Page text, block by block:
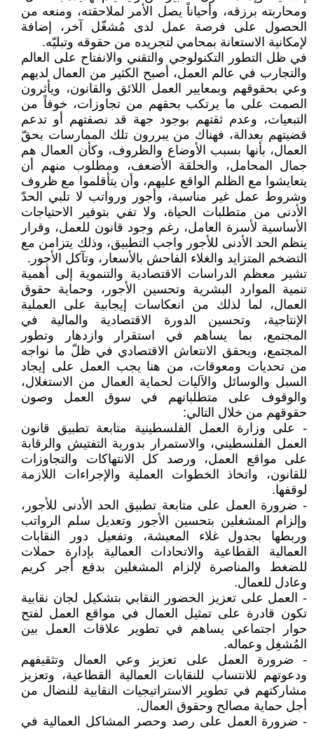
ومحاربته برزقه، وأحياناً يصل الأمر لملاحقته، ومنعه من
الحصول على فرصة عمل لدى مُشغّل آخر، إضافة
لإمكانية الاستعانة بمحامي لتجريده من حقوقه وتبليّه.
في ظل التطور التكنولوجي والتقني والانفتاح على العالم
والتجارب في عالم العمل، أصبح الكثير من العمال لديهم
وعي بحقوقهم وبمعايير العمل اللائق والقانون، ويأثرون
الصمت على ما يرتكب بحقهم من تجاوزات، خوفاً من
التبعيات، وعدم ثقتهم بوجود جهة قد نصفتهم أو تدعم
قضيتهم بعدالة، فهناك من يبررون تلك الممارسات بحقّ
العمال، بأنها بسبب الأوضاع والظروف، وكأن العمال هم
جمال المحامل، والحلقة الأضعف، ومطلوب منهم أن
يتعايشوا مع الظلم الواقع عليهم، وأن يتأقلموا مع ظروف
وشروط عمل غير مناسبة، وأجور ورواتب لا تلبي الحدّ
الأدنى من متطلبات الحياة، ولا تفي بتوفير الاحتياجات
الأساسية لأسرة العامل، رغم وجود قانون للعمل، وقرار
ينظم الحد الأدنى للأجور واجب التطبيق، وذلك يتزامن مع
التضخم المتزايد والغلاء الفاحش بالأسعار، وتآكل الأجور.
تشير معظم الدراسات الاقتصادية والتنموية إلى أهمية
تنمية الموارد البشرية وتحسين الأجور، وحماية حقوق
العمال، لما لذلك من انعكاسات إيجابية على العملية
الإنتاجية، وتحسين الدورة الاقتصادية والمالية في
المجتمع، بما يساهم في استقرار وازدهار وتطور
المجتمع، ويحقق الانتعاش الاقتصادي في ظلّ ما نواجه
من تحديات ومعوقات، من هنا يجب العمل على إيجاد
السبل والوسائل والآليات لحماية العمال من الاستغلال،
والوقوف على متطلباتهم في سوق العمل وصون
حقوقهم من خلال التالي:
- على وزارة العمل الفلسطينية متابعة تطبيق قانون
العمل الفلسطيني، والاستمرار بدورية التفتيش والرقابة
على مواقع العمل، ورصد كل الانتهاكات والتجاوزات
للقانون، واتخاذ الخطوات العملية والإجراءات اللازمة
لوقفها.
- ضرورة العمل على متابعة تطبيق الحد الأدنى للأجور،
وإلزام المشغلين بتحسين الأجور وتعديل سلم الرواتب
وربطها بجدول غلاء المعيشة، وتفعيل دور النقابات
العمالية القطاعية والاتحادات العمالية بإدارة حملات
للضغط والمناصرة لإلزام المشغلين بدفع أجر كريم
وعادل للعمال.
- العمل على تعزيز الحضور النقابي بتشكيل لجان نقابية
تكون قادرة على تمثيل العمال في مواقع العمل لفتح
حوار اجتماعي يساهم في تطوير علاقات العمل بين
المُشغِل وعماله.
- ضرورة العمل على تعزيز وعي العمال وتثقيفهم
ودعوتهم للانتساب للنقابات العمالية القطاعية، وتعزيز
مشاركتهم في تطوير الاستراتيجيات النقابية للنضال من
أجل حماية مصالح وحقوق العمال.
- ضرورة العمل على رصد وحصر المشاكل العمالية في